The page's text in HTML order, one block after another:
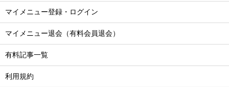
マイメニュー登録・ログイン
マイメニュー退会（有料会員退会）
有料記事一覧
利用規約